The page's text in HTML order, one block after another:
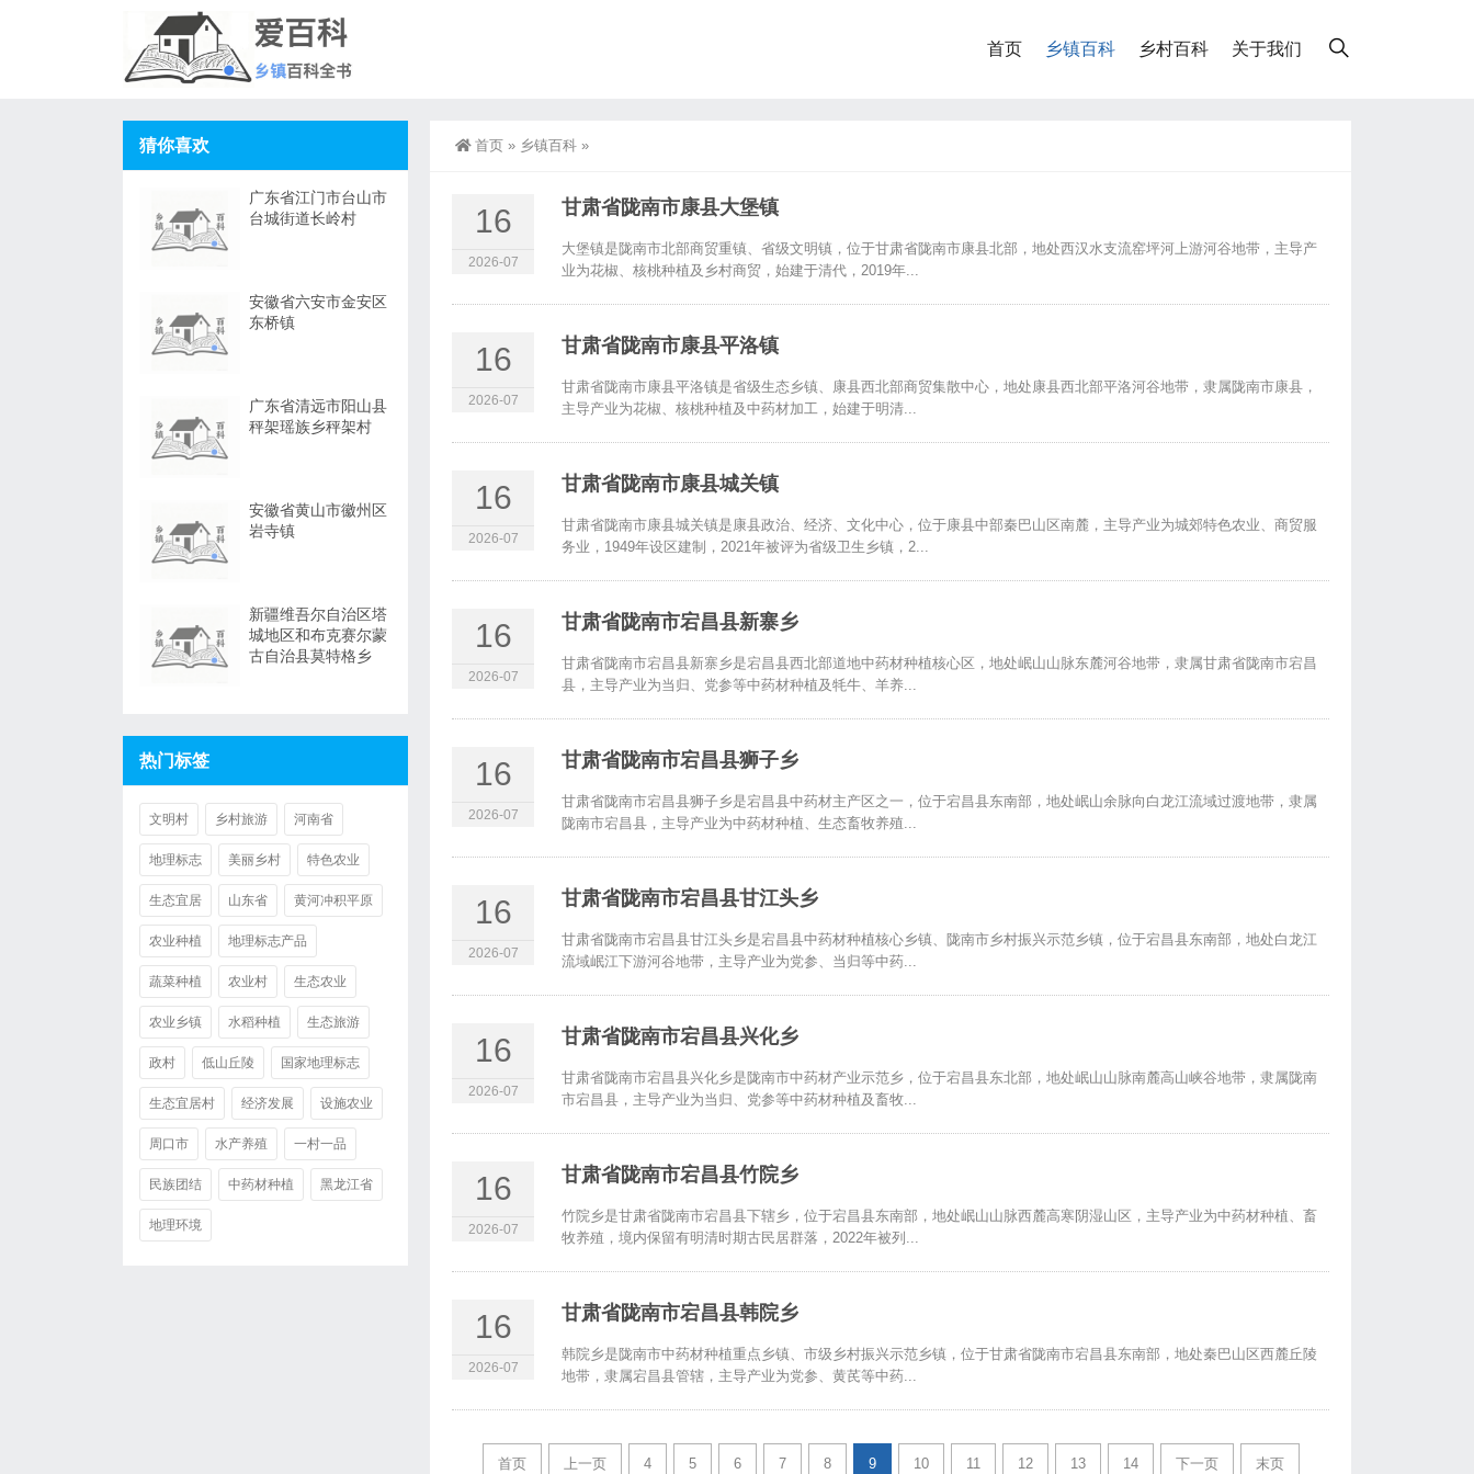
首页 乡镇百科 乡村百科 关于我们
首页 » 乡镇百科 »
16
2026-07
甘肃省陇南市康县大堡镇
大堡镇是陇南市北部商贸重镇、省级文明镇，位于甘肃省陇南市康县北部，地处西汉水支流窑坪河上游河谷地带，主导产
业为花椒、核桃种植及乡村商贸，始建于清代，2019年...
16
2026-07
甘肃省陇南市康县平洛镇
甘肃省陇南市康县平洛镇是省级生态乡镇、康县西北部商贸集散中心，地处康县西北部平洛河谷地带，隶属陇南市康县，
主导产业为花椒、核桃种植及中药材加工，始建于明清...
16
2026-07
甘肃省陇南市康县城关镇
甘肃省陇南市康县城关镇是康县政治、经济、文化中心，位于康县中部秦巴山区南麓，主导产业为城郊特色农业、商贸服
务业，1949年设区建制，2021年被评为省级卫生乡镇，2...
16
2026-07
甘肃省陇南市宕昌县新寨乡
甘肃省陇南市宕昌县新寨乡是宕昌县西北部道地中药材种植核心区，地处岷山山脉东麓河谷地带，隶属甘肃省陇南市宕昌
县，主导产业为当归、党参等中药材种植及牦牛、羊养...
16
2026-07
甘肃省陇南市宕昌县狮子乡
甘肃省陇南市宕昌县狮子乡是宕昌县中药材主产区之一，位于宕昌县东南部，地处岷山余脉向白龙江流域过渡地带，隶属
陇南市宕昌县，主导产业为中药材种植、生态畜牧养殖...
16
2026-07
甘肃省陇南市宕昌县甘江头乡
甘肃省陇南市宕昌县甘江头乡是宕昌县中药材种植核心乡镇、陇南市乡村振兴示范乡镇，位于宕昌县东南部，地处白龙江
流域岷江下游河谷地带，主导产业为党参、当归等中药...
16
2026-07
甘肃省陇南市宕昌县兴化乡
甘肃省陇南市宕昌县兴化乡是陇南市中药材产业示范乡，位于宕昌县东北部，地处岷山山脉南麓高山峡谷地带，隶属陇南
市宕昌县，主导产业为当归、党参等中药材种植及畜牧...
16
2026-07
甘肃省陇南市宕昌县竹院乡
竹院乡是甘肃省陇南市宕昌县下辖乡，位于宕昌县东南部，地处岷山山脉西麓高寒阴湿山区，主导产业为中药材种植、畜
牧养殖，境内保留有明清时期古民居群落，2022年被列...
16
2026-07
甘肃省陇南市宕昌县韩院乡
韩院乡是陇南市中药材种植重点乡镇、市级乡村振兴示范乡镇，位于甘肃省陇南市宕昌县东南部，地处秦巴山区西麓丘陵
地带，隶属宕昌县管辖，主导产业为党参、黄芪等中药...
首页 上一页 4 5 6 7 8 9 10 11 12 13 14 下一页 末页
猜你喜欢
广东省江门市台山市
台城街道长岭村
安徽省六安市金安区
东桥镇
广东省清远市阳山县
秤架瑶族乡秤架村
安徽省黄山市徽州区
岩寺镇
新疆维吾尔自治区塔
城地区和布克赛尔蒙
古自治县莫特格乡
热门标签
文明村 乡村旅游 河南省
地理标志 美丽乡村 特色农业
生态宜居 山东省 黄河冲积平原
农业种植 地理标志产品
蔬菜种植 农业村 生态农业
农业乡镇 水稻种植 生态旅游
政村 低山丘陵 国家地理标志
生态宜居村 经济发展 设施农业
周口市 水产养殖 一村一品
民族团结 中药材种植 黑龙江省
地理环境